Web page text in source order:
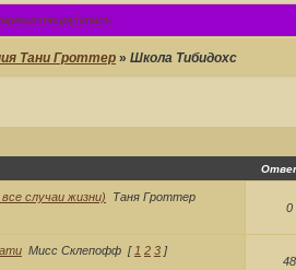
.
Тани Гроттер »Школа Тибидохс
случаи жизни)
Таня Гроттер
0
Мисс Склепофф [ 1 2 3 ]
48